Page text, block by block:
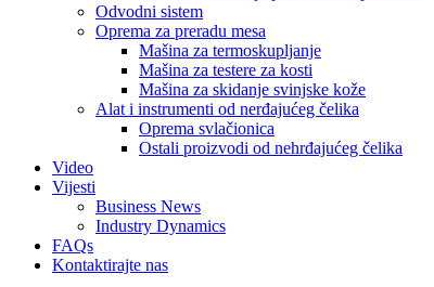
Odvodni sistem
Oprema za preradu mesa
Mašina za termoskupljanje
Mašina za testere za kosti
Mašina za skidanje svinjske kože
Alat i instrumenti od nerđajućeg čelika
Oprema svlačionica
Ostali proizvodi od nehrđajućeg čelika
Video
Vijesti
Business News
Industry Dynamics
FAQs
Kontaktirajte nas